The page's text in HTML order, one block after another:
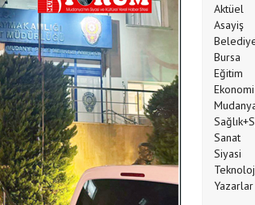
Aktüel
Asayiş
Bursa
Eğitim
Ekonomi
Sanat
Siyasi
Yazarlar